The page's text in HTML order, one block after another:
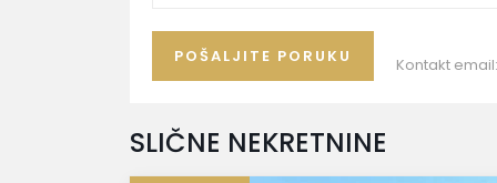
Kontakt
SLIČNE NEKRETNINE